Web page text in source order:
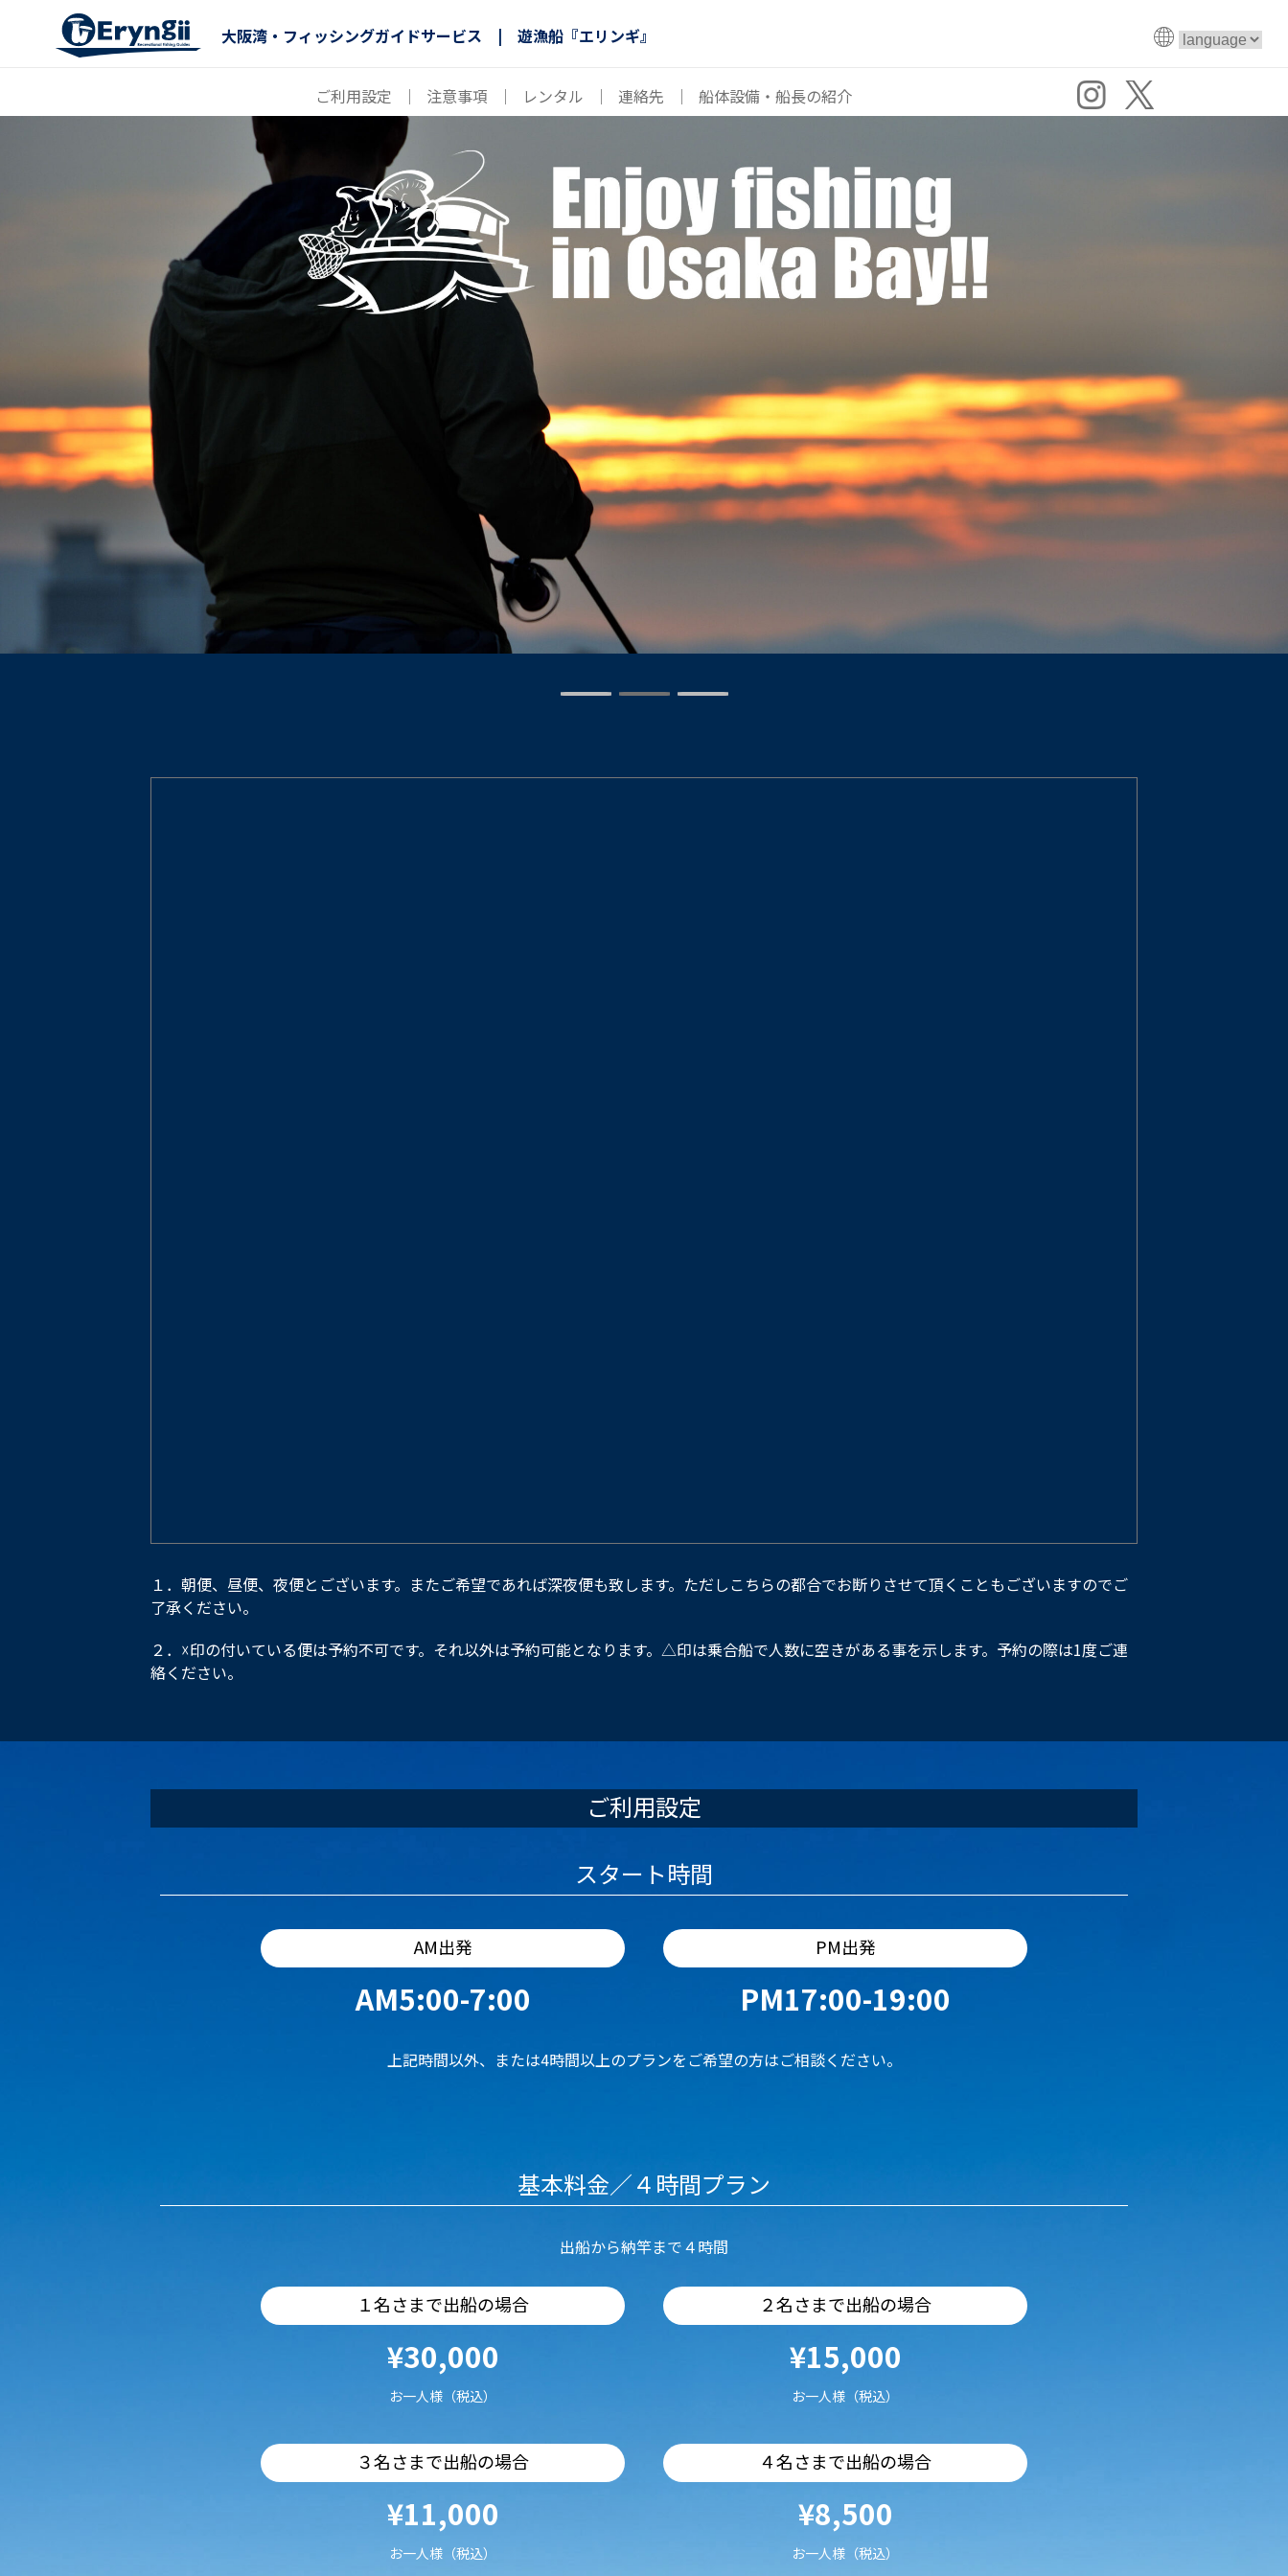
大阪湾・フィッシングガイドサービス | 遊漁船『エリンギ』
ご利用設定 ｜ 注意事項 ｜ レンタル ｜ 連絡先 ｜ 船体設備・船長の紹介
１．朝便、昼便、夜便とございます。またご希望であれば深夜便も致します。ただしこちらの都合でお断りさせて頂くこともございますのでご
了承ください。
２．☓印の付いている便は予約不可です。それ以外は予約可能となります。△印は乗合船で人数に空きがある事を示します。予約の際は1度ご連
絡ください。
ご利用設定
スタート時間
AM出発
AM5:00-7:00
PM出発
PM17:00-19:00
上記時間以外、または4時間以上のプランをご希望の方はご相談ください。
基本料金／４時間プラン
出船から納竿まで４時間
１名さまで出船の場合
¥30,000
お一人様（税込）
２名さまで出船の場合
¥15,000
お一人様（税込）
３名さまで出船の場合
¥11,000
お一人様（税込）
４名さまで出船の場合
¥8,500
お一人様（税込）